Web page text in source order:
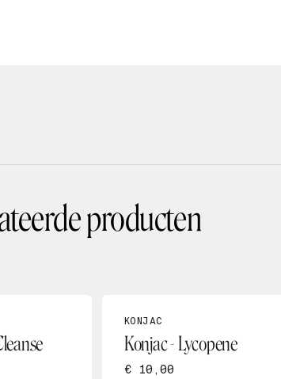
producten
KONJAC
Konjac - Lycopene
€ 10,00